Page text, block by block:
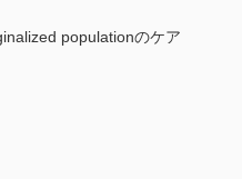
populationのケア